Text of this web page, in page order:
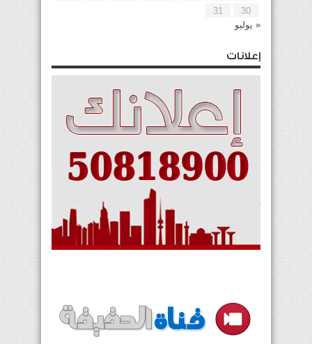
30
31
« يوليو
إعلانات